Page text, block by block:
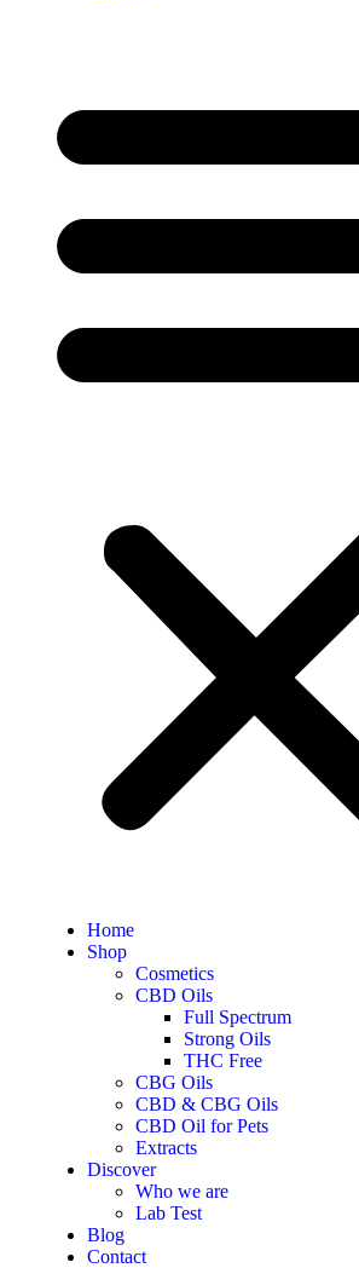
Home
Shop
Cosmetics
CBD Oils
Full Spectrum
Strong Oils
THC Free
CBG Oils
CBD & CBG Oils
CBD Oil for Pets
Extracts
Discover
Who we are
Lab Test
Blog
Contact